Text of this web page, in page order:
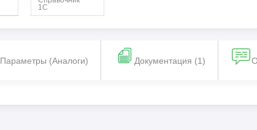
Параметры (Aналоги) Документация (1)